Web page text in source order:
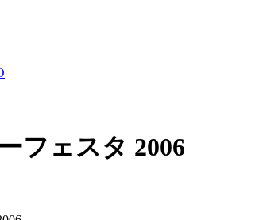
フェスタ 2006